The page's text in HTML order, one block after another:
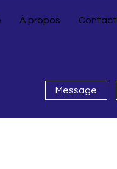
À propos Contact
Message